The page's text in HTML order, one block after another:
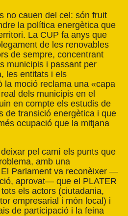
no cauen del cel: són fruit
la política energètica que
La CUP fa anys que
de les renovables
de sempre, concentrant
municipis i passant per
les entitats i els
la moció reclama una «capa
dels municipis en el
en compte els estudis de
de transició energètica i que
ocupació que la mitjana
pel camí els punts que
amb una
Parlament va reconèixer —
aprovat— que el PLATER
els actors (ciutadania,
empresarial i món local) i
de participació i la feina